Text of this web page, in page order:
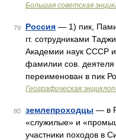
Большая советская
79 Россия — 1) пик,
гг. сотрудниками
Академии наук СССР
фамилии сов.
переименован в пик
Географическая
80 землепроходцы — в
«служилые» и
участники походов в